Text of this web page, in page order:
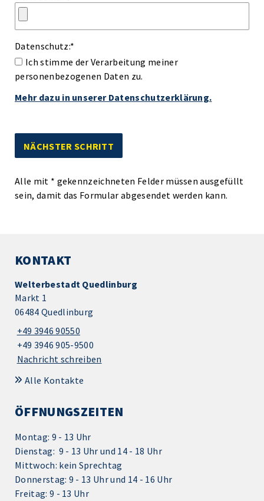
Datenschutz:*
Ich stimme der Verarbeitung meiner
personenbezogenen Daten zu.
Mehr dazu in unserer Datenschutzerklärung.
Alle mit * gekennzeichneten Felder müssen ausgefüllt
sein, damit das Formular abgesendet werden kann.
KONTAKT
Welterbestadt Quedlinburg
Markt 1
06484 Quedlinburg
+49 3946 90550
+49 3946 905-9500
Nachricht schreiben
Alle Kontakte
ÖFFNUNGSZEITEN
Montag: 9 - 13 Uhr
Dienstag: 9 - 13 Uhr und 14 - 18 Uhr
Mittwoch: kein Sprechtag
Donnerstag: 9 - 13 Uhr und 14 - 16 Uhr
Freitag: 9 - 13 Uhr